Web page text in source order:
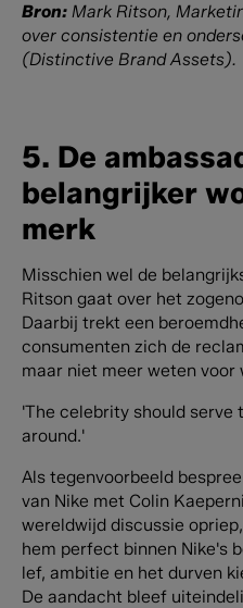
Bron:Mark Ritson,
over consistentie en
(Distinctive Brand Assets).
5. De
belangrijker
merk
Misschien wel de
Ritson gaat over het
Daarbij trekt een
consumenten zich de
maar niet meer weten voor
'The celebrity should serve
around.'
Als tegenvoorbeeld
van Nike met Colin
wereldwijd discussie
hem perfect binnen Nike's
lef, ambitie en het durven
De aandacht bleef